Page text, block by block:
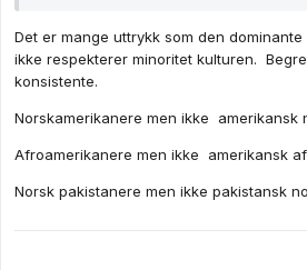
Det er mange uttrykk som den
ikke respekterer minoritet kulturen.
konsistente.
Norskamerikanere men ikke amerikansk
Afroamerikanere men ikke amerikansk
Norsk pakistanere men ikke pakistansk